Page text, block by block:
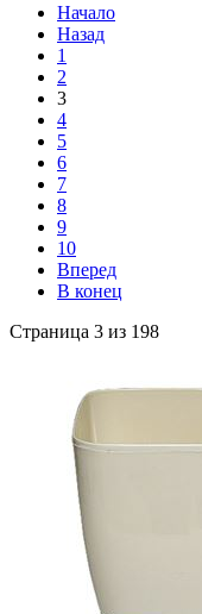
Начало
Назад
1
2
3
4
5
6
7
8
9
10
Вперед
В конец
Страница 3 из 198